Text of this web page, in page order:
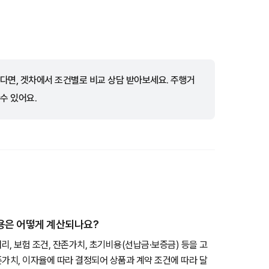
면, 겟차에서 조건별로 비교 상담 받아보세요. 주행거
있어요.
은 어떻게 계산되나요?
, 보험 조건, 잔존가치, 초기비용(선납금·보증금) 등을 고
치, 이자율에 따라 결정되어 상품과 계약 조건에 따라 달